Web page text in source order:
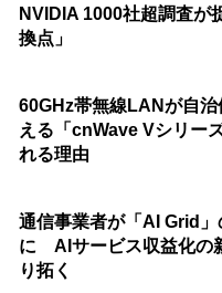
NVIDIA 1000社超調査が
換点」
60GHz帯無線LANが自治
える「cnWave Vシリー
れる理由
通信事業者が「AI Grid」
に AIサービス収益化の
り拓く